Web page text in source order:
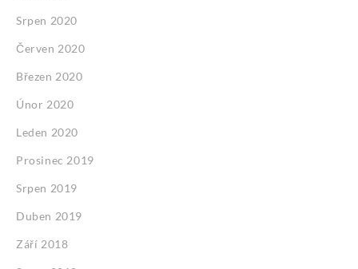
Srpen 2020
Červen 2020
Březen 2020
Únor 2020
Leden 2020
Prosinec 2019
Srpen 2019
Duben 2019
Září 2018